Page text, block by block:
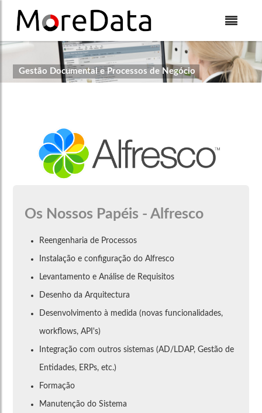
Gestão Documental e Processos de Negócio
Os Nossos Papéis - Alfresco
Reengenharia de Processos
Instalação e configuração do Alfresco
Levantamento e Análise de Requisitos
Desenho da Arquitectura
Desenvolvimento à medida (novas funcionalidades,
workflows, API's)
Integração com outros sistemas (AD/LDAP, Gestão de
Entidades, ERPs, etc.)
Formação
Manutenção do Sistema